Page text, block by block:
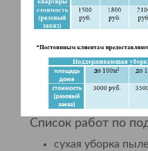
Список работ по
сухая уборка